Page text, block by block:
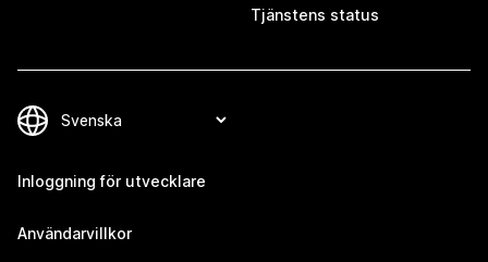
Tjänstens status
Inloggning för utvecklare
Användarvillkor